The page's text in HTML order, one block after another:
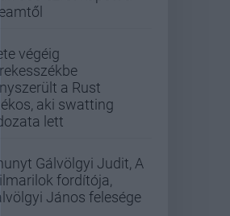
végéig
a Rust
aki swatting
lett
Gálvölgyi Judit, A
fordítója,
János felesége